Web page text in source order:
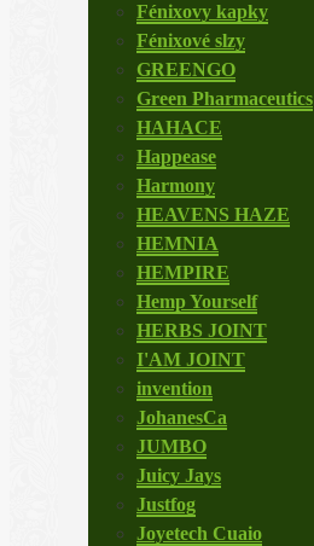
Fénixovy kapky
Fénixové slzy
GREENGO
Green Pharmaceutics
HAHACE
Happease
Harmony
HEAVENS HAZE
HEMNIA
HEMPIRE
Hemp Yourself
HERBS JOINT
I'AM JOINT
invention
JohanesCa
JUMBO
Juicy Jays
Justfog
Joyetech Cuaio